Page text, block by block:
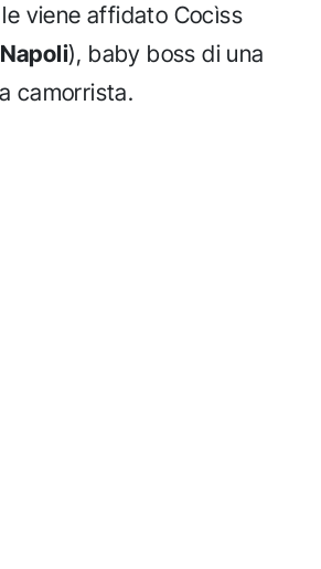
viene affidato Cocìss
), baby boss di una
camorrista.